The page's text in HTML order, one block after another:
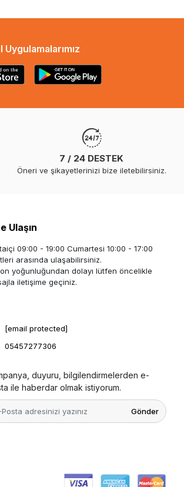
Uygulamalarımız
7 / 24 DESTEK
Öneri ve şikayetlerinizi bize iletebilirsiniz.
Ulaşın
09:00 - 19:00 Cumartesi 10:00 - 17:00
arasında ulaşabilirsiniz.
yoğunluğundan dolayı lütfen öncelikle
iletişime geçiniz.
[email protected]
05457277306
duyuru, bilgilendirmelerden e-
ile haberdar olmak istiyorum.
Gönder